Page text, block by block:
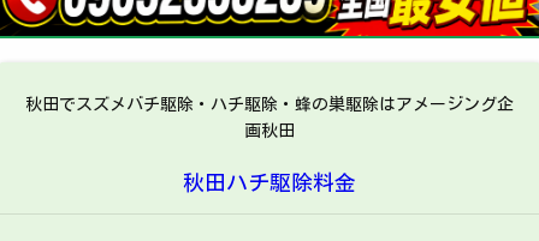
秋田でスズメバチ駆除・ハチ駆除・蜂の巣駆除はアメージング企
画秋田
秋田ハチ駆除料金